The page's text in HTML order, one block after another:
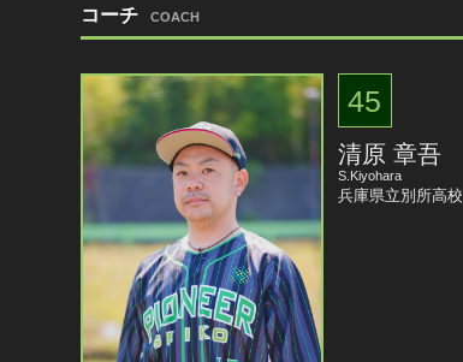
コーチ COACH
45
清原 章吾
S.Kiyohara
兵庫県立別所高校